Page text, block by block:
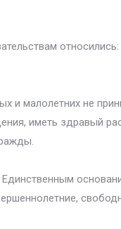
относились:
и малолетних не
иметь здравый